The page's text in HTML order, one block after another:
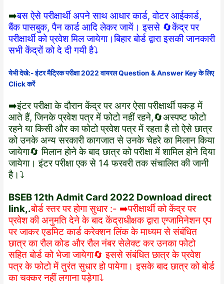
➡️बस ऐसे परीक्षार्थी अपने साथ आधार कार्ड, वोटर आईकार्ड,
बैंक पासबुक, पैन कार्ड आदि लेकर जायें। इससे 🔄केंद्र पर
परीक्षार्थी को प्रवेश मिल जायेगा।बिहार बोर्ड द्वारा इसकी जानकारी
सभी केंद्रों को दे दी गयी है⤵️
येभी देखे:- इंटर मैट्रिक परीक्षा 2022 वायरल Question & Answer Key के लिए
Click करें
➡️इंटर परीक्षा के दौरान केंद्र पर अगर ऐसा परीक्षार्थी पकड़ में
आते हैं, जिनके प्रवेश पत्र में फोटो नहीं रहने,🔄अस्पष्ट फोटो
रहने या किसी और का फोटो प्रवेश पत्र में रहता है तो ऐसे छात्र
को उनके अन्य सरकारी कागजात से उनके चेहरे का मिलान किया
जायेगा🔄 मिलान होने के बाद छात्र को परीक्षा में शामिल होने दिया
जायेगा। इंटर परीक्षा एक से 14 फरवरी तक संचालित की जानी
है।⤵️
BSEB 12th Admit Card 2022 Download direct
link,.बोर्ड स्तर पर होगा सुधार :- ➡️परीक्षार्थी को केंद्र पर
प्रवेश की अनुमति देने के बाद केंद्राधीक्षक द्वारा एग्जामिनेशन एप
पर जाकर एडमिट कार्ड करेक्शन लिंक के माध्यम से संबंधित
छात्र का रौल कोड और रौल नंबर सेलेक्ट कर उनका फोटो
सहित बोर्ड को भेजा जायेगा🔄 इससे संबंधित छात्र के प्रवेश
पत्र के फोटो में तुरंत सुधार हो पायेगा। इसके बाद छात्र को बोर्ड
का चक्कर नहीं लगाना पड़ेगा⤵️